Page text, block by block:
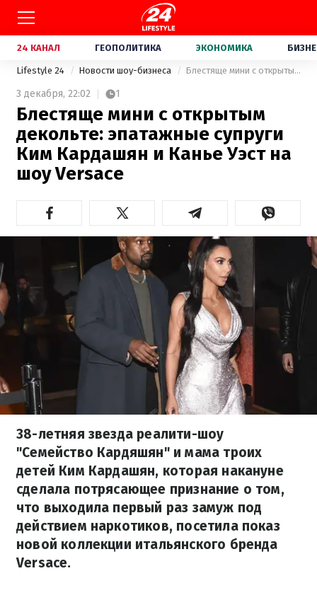
24 КАНАЛ ГЕОПОЛИТИКА ЭКОНОМИКА
Lifestyle 24 Новости шоу-бизнеса Блестяще мини с открытым декольте: эпатажные супруги Ким Кардашян и Канье Уэст на шоу Versace
3 декабря, 22:02 1
Блестяще мини с открытым
декольте: эпатажные супруги
Ким Кардашян и Канье Уэст на
шоу Versace
38-летняя звезда реалити-шоу
"Семейство Кардяшян" и мама троих
детей Ким Кардашян, которая накануне
сделала потрясающее признание о том,
что выходила первый раз замуж под
действием наркотиков, посетила показ
новой коллекции итальянского бренда
Versace.